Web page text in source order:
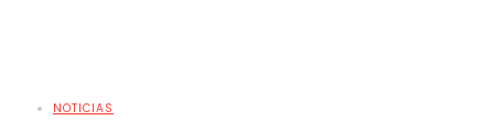
NOTICIAS